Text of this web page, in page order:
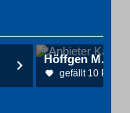
gefällt 10